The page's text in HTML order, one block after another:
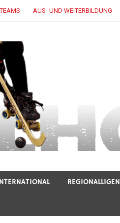
AUS- UND WEITERBILDUNG
REGIONALLIGEN